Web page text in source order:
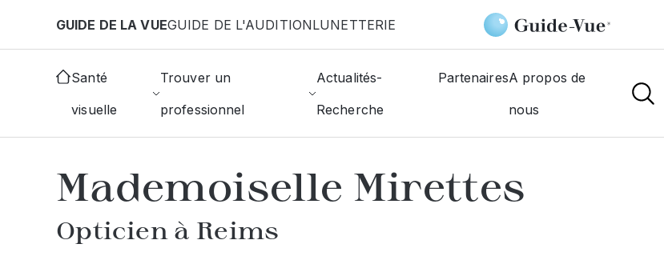
GUIDE DE LA VUEGUIDE DE L'AUDITIONLUNETTERIE
Santé
visuelle
Trouver un
professionnel
Actualités-
Recherche
PartenairesA propos de
nous
Accueil Choisir mon opticien Reims Mademoiselle Mirettes
Mademoiselle Mirettes
Opticien à Reims